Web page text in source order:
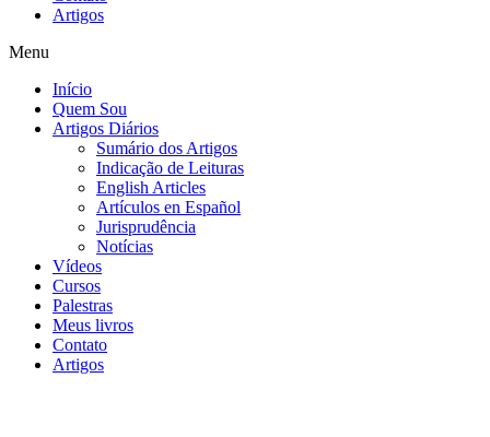
Artigos
Menu
Início
Quem Sou
Artigos Diários
Sumário dos Artigos
Indicação de Leituras
English Articles
Artículos en Español
Jurisprudência
Notícias
Vídeos
Cursos
Palestras
Meus livros
Contato
Artigos